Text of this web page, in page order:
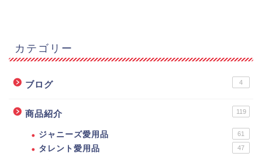
カテゴリー
ブログ 4
商品紹介 119
ジャニーズ愛用品 61
タレント愛用品 47